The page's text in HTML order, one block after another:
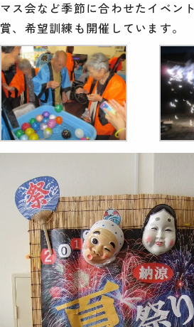
マス会など季節に合わせたイベン
賞、希望訓練も開催しています。